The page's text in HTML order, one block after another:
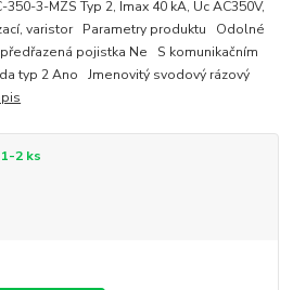
350-3-MZS Typ 2, Imax 40 kA, Uc AC350V,
varistor Parametry produktu Odolné
pojistka Ne S komunikačním
typ 2 Ano Jmenovitý svodový rázový
2 ks